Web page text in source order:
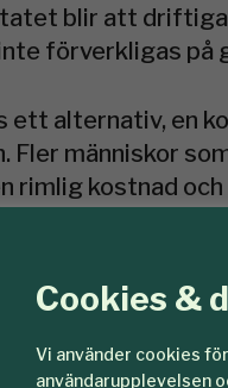
Cookies &
Vi använder cookies
användarupplevelsen
blir att
förverkligas på
ett alternativ, en
Fler människor
rimlig kostnad
måste ge
blir att ta fram
Sjöqvist,
runt